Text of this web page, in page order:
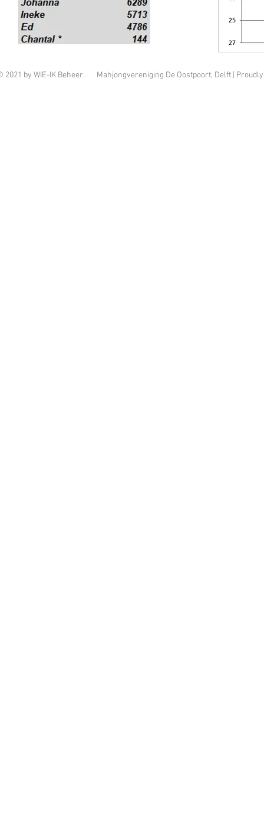
2021 by WIE-IK Beheer. Mahjongvereniging De Oostpoort, Delft |